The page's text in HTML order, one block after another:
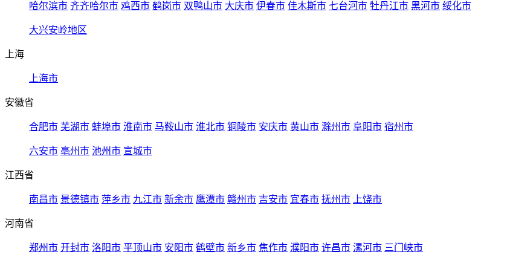
哈尔滨市 齐齐哈尔市 鸡西市 鹤岗市 双鸭山市 大庆市 伊春市 佳木斯市 七台河市 牡丹江市 黑河市 绥化市
大兴安岭地区
上海
上海市
安徽省
合肥市 芜湖市 蚌埠市 淮南市 马鞍山市 淮北市 铜陵市 安庆市 黄山市 滁州市 阜阳市 宿州市
六安市 亳州市 池州市 宣城市
江西省
南昌市 景德镇市 萍乡市 九江市 新余市 鹰潭市 赣州市 吉安市 宜春市 抚州市 上饶市
河南省
郑州市 开封市 洛阳市 平顶山市 安阳市 鹤壁市 新乡市 焦作市 濮阳市 许昌市 漯河市 三门峡市